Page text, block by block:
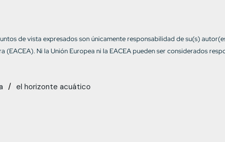
de vista expresados son únicamente responsabilidad de su(s)
Ni la Unión Europea ni la EACEA pueden ser considerados
el horizonte acuático